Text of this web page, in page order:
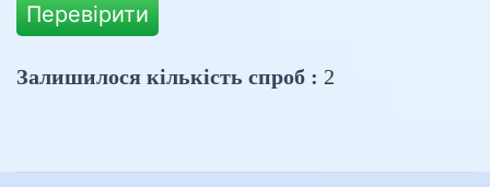
Перевірити
Залишилося кількість спроб : 2